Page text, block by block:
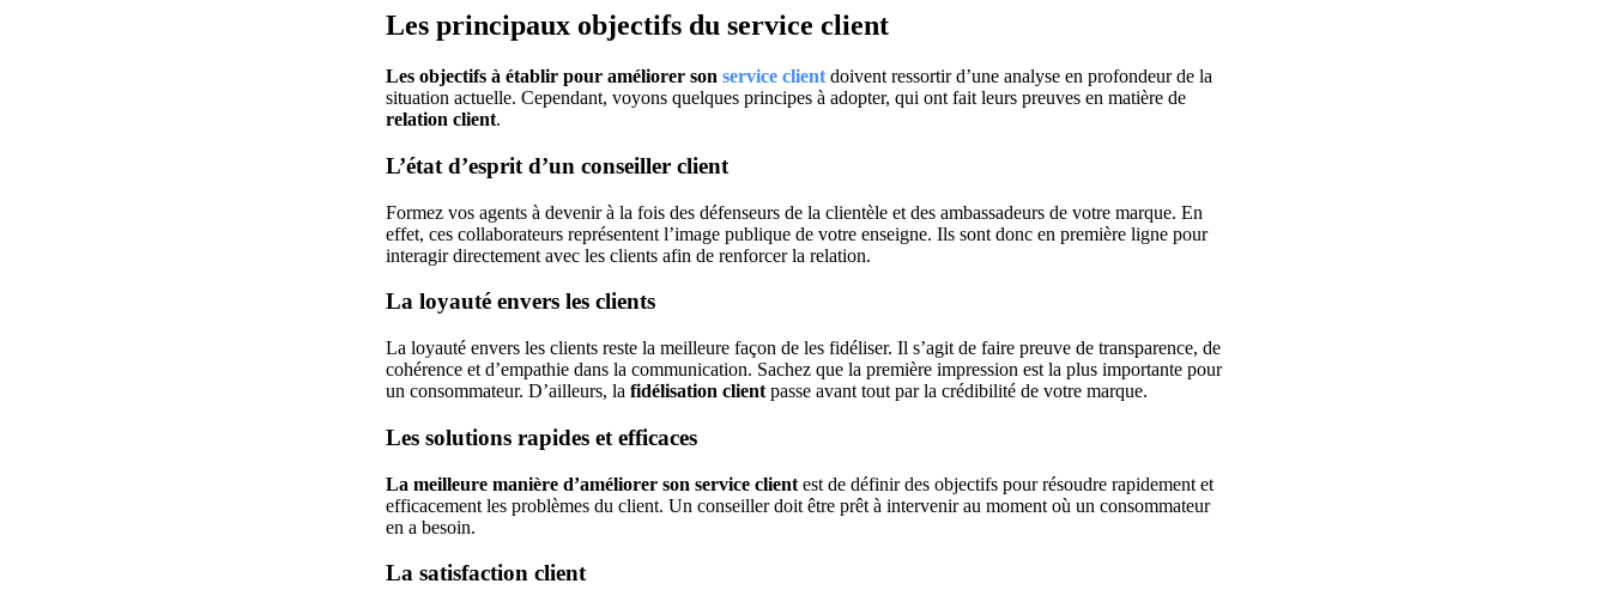
Les principaux objectifs du service client
Les objectifs à établir pour améliorer sonservice client doivent ressortir d’une analyse en profondeur de la
situation actuelle. Cependant, voyons quelques principes à adopter, qui ont fait leurs preuves en matière de
relation client.
L’état d’esprit d’un conseiller client
Formez vos agents à devenir à la fois des défenseurs de la clientèle et des ambassadeurs de votre marque. En
effet, ces collaborateurs représentent l’image publique de votre enseigne. Ils sont donc en première ligne pour
interagir directement avec les clients afin de renforcer la relation.
La loyauté envers les clients
La loyauté envers les clients reste la meilleure façon de les fidéliser. Il s’agit de faire preuve de transparence, de
cohérence et d’empathie dans la communication. Sachez que la première impression est la plus importante pour
un consommateur. D’ailleurs, lafidélisation client passe avant tout par la crédibilité de votre marque.
Les solutions rapides et efficaces
La meilleure manière d’améliorer son service client est de définir des objectifs pour résoudre rapidement et
efficacement les problèmes du client. Un conseiller doit être prêt à intervenir au moment où un consommateur
en a besoin.
La satisfaction client